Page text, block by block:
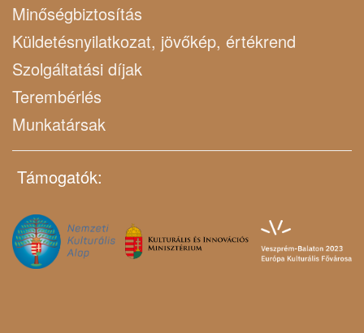
Minőségbiztosítás
Küldetésnyilatkozat, jövőkép, értékrend
Szolgáltatási díjak
Terembérlés
Munkatársak
Támogatók: